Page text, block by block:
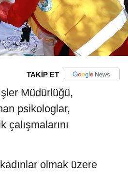
TAKİP ET
Müdürlüğü,
psikologlar,
çalışmalarını
olmak üzere